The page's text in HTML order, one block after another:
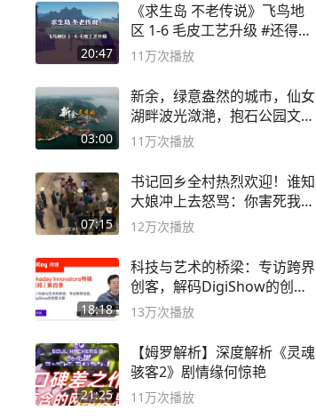
20:47
《求生岛 不老传说》飞鸟地
区 1-6 毛皮工艺升级 #还得是
主机大作
11万次播放
03:00
新余，绿意盎然的城市，仙女
湖畔波光潋滟，抱石公园文化
深邃……
11万次播放
07:15
书记回乡全村热烈欢迎！谁知
大娘冲上去怒骂：你害死我儿
子
12万次播放
18:18
科技与艺术的桥梁：专访跨界
创客，解码DigiShow的创新
之路
13万次播放
21:25
【姆罗解析】深度解析《灵魂
骇客2》剧情缘何惊艳
11万次播放